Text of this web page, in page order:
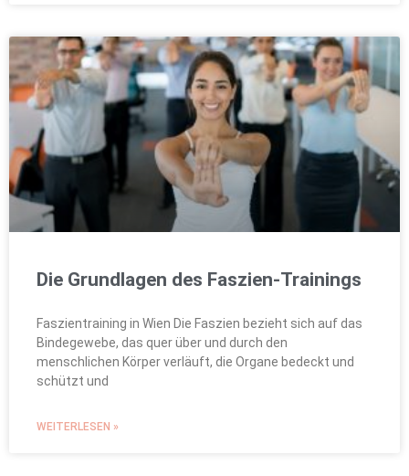
Die Grundlagen des Faszien-Trainings
Faszientraining in Wien Die Faszien bezieht sich auf das
Bindegewebe, das quer über und durch den
menschlichen Körper verläuft, die Organe bedeckt und
schützt und
WEITERLESEN »